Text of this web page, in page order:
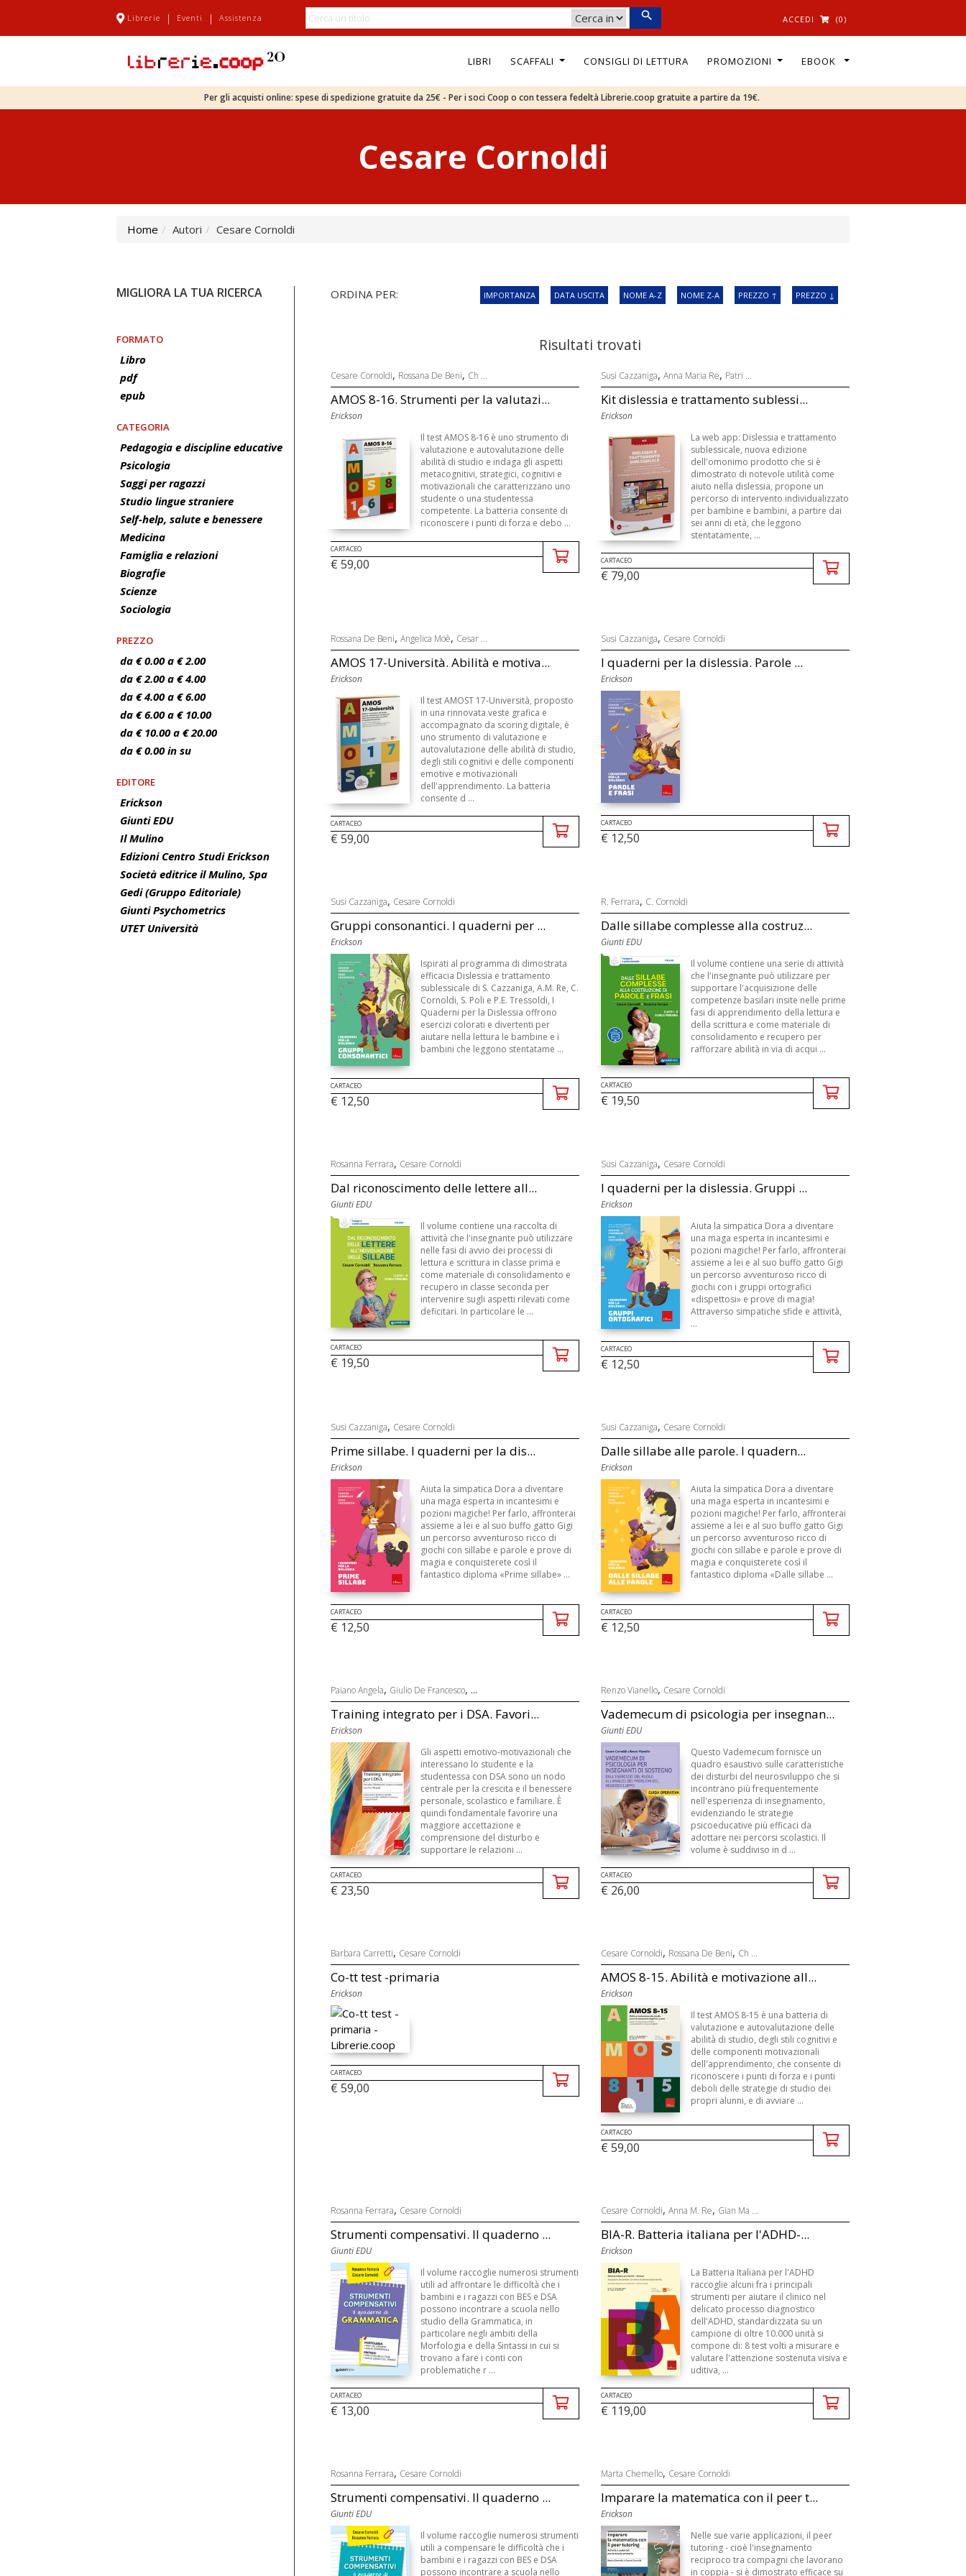
Librerie | Eventi | Assistenza ACCEDI (0)
LIBRI SCAFFALI CONSIGLI DI LETTURA PROMOZIONI EBOOK
Per gli acquisti online: spese di spedizione gratuite da 25€ - Per i soci Coop o con tessera fedeltà Librerie.coop gratuite a partire da 19€.
Cesare Cornoldi
Home Autori Cesare Cornoldi
MIGLIORA LA TUA RICERCA
FORMATO
Libro
pdf
epub
CATEGORIA
Pedagogia e discipline educative
Psicologia
Saggi per ragazzi
Studio lingue straniere
Self-help, salute e benessere
Medicina
Famiglia e relazioni
Biografie
Scienze
Sociologia
PREZZO
da € 0.00 a € 2.00
da € 2.00 a € 4.00
da € 4.00 a € 6.00
da € 6.00 a € 10.00
da € 10.00 a € 20.00
da € 0.00 in su
EDITORE
Erickson
Giunti EDU
Il Mulino
Edizioni Centro Studi Erickson
Società editrice il Mulino, Spa
Gedi (Gruppo Editoriale)
Giunti Psychometrics
UTET Università
ORDINA PER: IMPORTANZA DATA USCITA NOME A-Z NOME Z-A PREZZO ↑ PREZZO ↓
Risultati trovati
Cesare Cornoldi, Rossana De Beni, Ch ...
AMOS 8-16. Strumenti per la valutazi...
Erickson
Il test AMOS 8-16 è uno strumento di
valutazione e autovalutazione delle
abilità di studio e indaga gli aspetti
metacognitivi, strategici, cognitivi e
motivazionali che caratterizzano uno
studente o una studentessa
competente. La batteria consente di
riconoscere i punti di forza e debo ...
CARTACEO
€ 59,00
Susi Cazzaniga, Anna Maria Re, Patri ...
Kit dislessia e trattamento sublessi...
Erickson
La web app: Dislessia e trattamento
sublessicale, nuova edizione
dell'omonimo prodotto che si è
dimostrato di notevole utilità come
aiuto nella dislessia, propone un
percorso di intervento individualizzato
per bambine e bambini, a partire dai
sei anni di età, che leggono
stentatamente, ...
CARTACEO
€ 79,00
Rossana De Beni, Angelica Moè, Cesar ...
AMOS 17-Università. Abilità e motiva...
Erickson
Il test AMOST 17-Università, proposto
in una rinnovata veste grafica e
accompagnato da scoring digitale, è
uno strumento di valutazione e
autovalutazione delle abilità di studio,
degli stili cognitivi e delle componenti
emotive e motivazionali
dell'apprendimento. La batteria
consente d ...
CARTACEO
€ 59,00
Susi Cazzaniga, Cesare Cornoldi
I quaderni per la dislessia. Parole ...
Erickson
CARTACEO
€ 12,50
Susi Cazzaniga, Cesare Cornoldi
Gruppi consonantici. I quaderni per ...
Erickson
Ispirati al programma di dimostrata
efficacia Dislessia e trattamento
sublessicale di S. Cazzaniga, A.M. Re, C.
Cornoldi, S. Poli e P.E. Tressoldi, I
Quaderni per la Dislessia offrono
esercizi colorati e divertenti per
aiutare nella lettura le bambine e i
bambini che leggono stentatame ...
CARTACEO
€ 12,50
R. Ferrara, C. Cornoldi
Dalle sillabe complesse alla costruz...
Giunti EDU
Il volume contiene una serie di attività
che l'insegnante può utilizzare per
supportare l'acquisizione delle
competenze basilari insite nelle prime
fasi di apprendimento della lettura e
della scrittura e come materiale di
consolidamento e recupero per
rafforzare abilità in via di acqui ...
CARTACEO
€ 19,50
Rosanna Ferrara, Cesare Cornoldi
Dal riconoscimento delle lettere all...
Giunti EDU
Il volume contiene una raccolta di
attività che l'insegnante può utilizzare
nelle fasi di avvio dei processi di
lettura e scrittura in classe prima e
come materiale di consolidamento e
recupero in classe seconda per
intervenire sugli aspetti rilevati come
deficitari. In particolare le ...
CARTACEO
€ 19,50
Susi Cazzaniga, Cesare Cornoldi
I quaderni per la dislessia. Gruppi ...
Erickson
Aiuta la simpatica Dora a diventare
una maga esperta in incantesimi e
pozioni magiche! Per farlo, affronterai
assieme a lei e al suo buffo gatto Gigi
un percorso avventuroso ricco di
giochi con i gruppi ortografici
«dispettosi» e prove di magia!
Attraverso simpatiche sfide e attività,
...
CARTACEO
€ 12,50
Susi Cazzaniga, Cesare Cornoldi
Prime sillabe. I quaderni per la dis...
Erickson
Aiuta la simpatica Dora a diventare
una maga esperta in incantesimi e
pozioni magiche! Per farlo, affronterai
assieme a lei e al suo buffo gatto Gigi
un percorso avventuroso ricco di
giochi con sillabe e parole e prove di
magia e conquisterete così il
fantastico diploma «Prime sillabe» ...
CARTACEO
€ 12,50
Susi Cazzaniga, Cesare Cornoldi
Dalle sillabe alle parole. I quadern...
Erickson
Aiuta la simpatica Dora a diventare
una maga esperta in incantesimi e
pozioni magiche! Per farlo, affronterai
assieme a lei e al suo buffo gatto Gigi
un percorso avventuroso ricco di
giochi con sillabe e parole e prove di
magia e conquisterete così il
fantastico diploma «Dalle sillabe ...
CARTACEO
€ 12,50
Paiano Angela, Giulio De Francesco, ...
Training integrato per i DSA. Favori...
Erickson
Gli aspetti emotivo-motivazionali che
interessano lo studente e la
studentessa con DSA sono un nodo
centrale per la crescita e il benessere
personale, scolastico e familiare. È
quindi fondamentale favorire una
maggiore accettazione e
comprensione del disturbo e
supportare le relazioni ...
CARTACEO
€ 23,50
Renzo Vianello, Cesare Cornoldi
Vademecum di psicologia per insegnan...
Giunti EDU
Questo Vademecum fornisce un
quadro esaustivo sulle caratteristiche
dei disturbi del neurosviluppo che si
incontrano più frequentemente
nell'esperienza di insegnamento,
evidenziando le strategie
psicoeducative più efficaci da
adottare nei percorsi scolastici. Il
volume è suddiviso in d ...
CARTACEO
€ 26,00
Barbara Carretti, Cesare Cornoldi
Co-tt test -primaria
Erickson
CARTACEO
€ 59,00
Cesare Cornoldi, Rossana De Beni, Ch ...
AMOS 8-15. Abilità e motivazione all...
Erickson
Il test AMOS 8-15 è una batteria di
valutazione e autovalutazione delle
abilità di studio, degli stili cognitivi e
delle componenti motivazionali
dell'apprendimento, che consente di
riconoscere i punti di forza e i punti
deboli delle strategie di studio dei
propri alunni, e di avviare ...
CARTACEO
€ 59,00
Rosanna Ferrara, Cesare Cornoldi
Strumenti compensativi. Il quaderno ...
Giunti EDU
Il volume raccoglie numerosi strumenti
utili ad affrontare le difficoltà che i
bambini e i ragazzi con BES e DSA
possono incontrare a scuola nello
studio della Grammatica, in
particolare negli ambiti della
Morfologia e della Sintassi in cui si
trovano a fare i conti con
problematiche r ...
CARTACEO
€ 13,00
Cesare Cornoldi, Anna M. Re, Gian Ma ...
BIA-R. Batteria italiana per l'ADHD-...
Erickson
La Batteria Italiana per l'ADHD
raccoglie alcuni fra i principali
strumenti per aiutare il clinico nel
delicato processo diagnostico
dell'ADHD, standardizzata su un
campione di oltre 10.000 unità si
compone di: 8 test volti a misurare e
valutare l'attenzione sostenuta visiva e
uditiva, ...
CARTACEO
€ 119,00
Rosanna Ferrara, Cesare Cornoldi
Strumenti compensativi. Il quaderno ...
Giunti EDU
Il volume raccoglie numerosi strumenti
utili a compensare le difficoltà che i
bambini e i ragazzi con BES e DSA
possono incontrare a scuola nello
Marta Chemello, Cesare Cornoldi
Imparare la matematica con il peer t...
Erickson
Nelle sue varie applicazioni, il peer
tutoring - cioè l'insegnamento
reciproco tra compagni che lavorano
in coppia - si è dimostrato efficace su